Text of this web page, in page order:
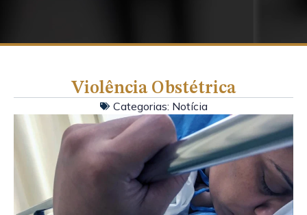
Violência Obstétrica
Categorias: Notícia